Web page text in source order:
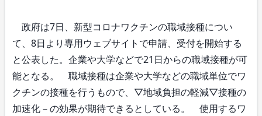
政府は7日、新型コロナワクチンの職域接種につい
て、8日より専用ウェブサイトで申請、受付を開始する
と公表した。企業や大学などで21日からの職域接種が可
能となる。 職域接種は企業や大学などの職域単位でワ
クチンの接種を行うもので、▽地域負担の軽減▽接種の
加速化－の効果が期待できるとしている。 使用するワ